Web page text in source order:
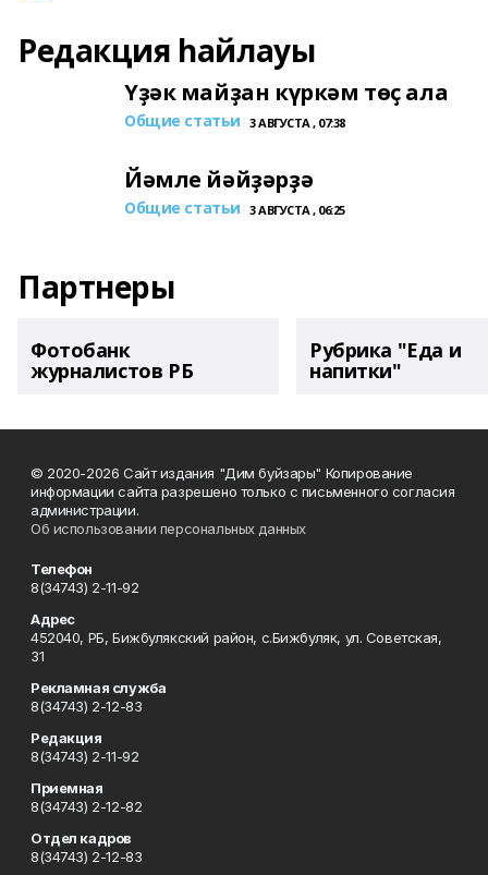
Редакция һайлауы
Үҙәк майҙан күркәм төҫ ала
Общие статьи 3 АВГУСТА , 07:38
Йәмле йәйҙәрҙә
Общие статьи 3 АВГУСТА , 06:25
Партнеры
Фотобанк
журналистов РБ
Рубрика "Еда и
напитки"
© 2020-2026 Сайт издания "Дим буйзары" Копирование
информации сайта разрешено только с письменного согласия
администрации.
Об использовании персональных данных
Телефон
8(34743) 2-11-92
Адрес
452040, РБ, Бижбулякский район, с.Бижбуляк, ул. Советская,
31
Рекламная служба
8(34743) 2-12-83
Редакция
8(34743) 2-11-92
Приемная
8(34743) 2-12-82
Отдел кадров
8(34743) 2-12-83